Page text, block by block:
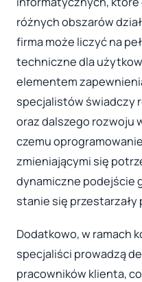
różnych obszarów
firma może liczyć na
techniczne dla
elementem
specjalistów świadczy
oraz dalszego rozwoju
czemu
zmieniającymi się
dynamiczne podejście
stanie się przestarzały
Dodatkowo, w ramach
specjaliści prowadzą
pracowników klienta,